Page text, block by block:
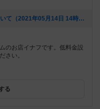
[NEW] 緊急事態宣言に伴う自主休業について（2021年05月14日 14時23分）
のお店イナフです。低料金設
さい。
る